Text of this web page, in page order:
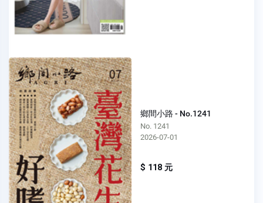
鄉間小路 - No.1241
No. 1241
2026-07-01
$ 118 元